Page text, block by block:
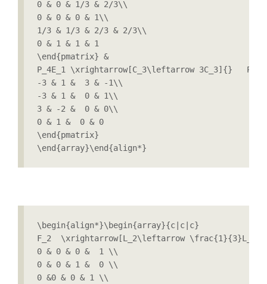
0 & 0 & 1/3 & 2/3\\
0 & 0 & 0 & 1\\
1/3 & 1/3 & 2/3 & 2/3\\
0 & 1 & 1 & 1
\end{pmatrix} &
P_4E_1 \xrightarrow[C_3\leftarrow 3C_3]{}
-3 & 1 &  3 & -1\\
-3 & 1 &  0 & 1\\
3 & -2 &  0 & 0\\
0 & 1 &  0 & 0
\end{pmatrix}
\end{array}\end{align*}
\begin{align*}\begin{array}{c|c|c}
F_2  \xrightarrow[L_2\leftarrow \frac{1}{3}L_2
0 & 0 & 0 &  1 \\
0 & 0 & 1 &  0 \\
0 &0 & 0 & 1 \\